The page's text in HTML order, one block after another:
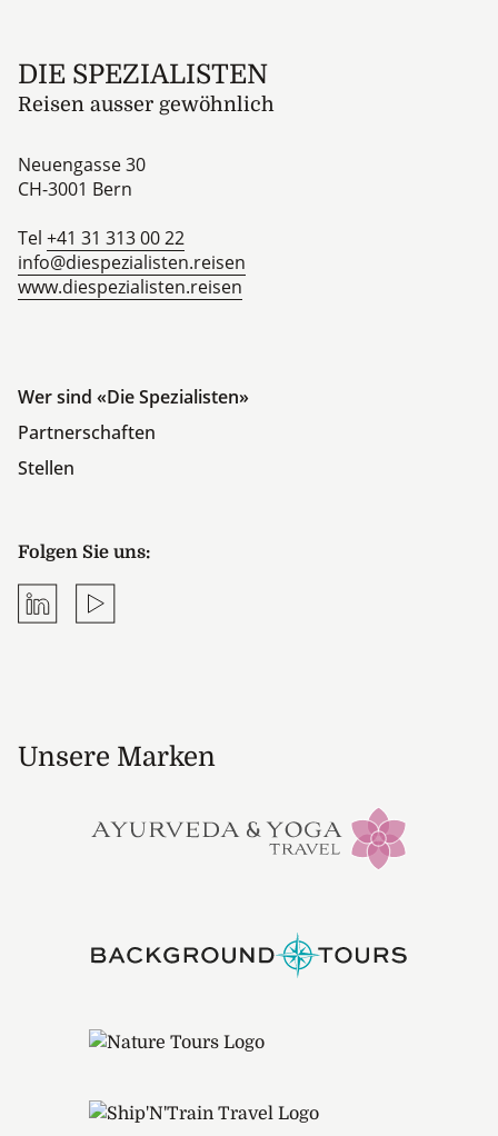
DIE SPEZIALISTEN
Reisen ausser gewöhnlich
Neuengasse 30
CH-3001 Bern
Tel +41 31 313 00 22
info@diespezialisten.reisen
www.diespezialisten.reisen
Wer sind «Die Spezialisten»
Partnerschaften
Stellen
Folgen Sie uns:
LinkedInYouTube
Unsere Marken